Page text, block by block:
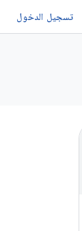
تسجيل الدخول